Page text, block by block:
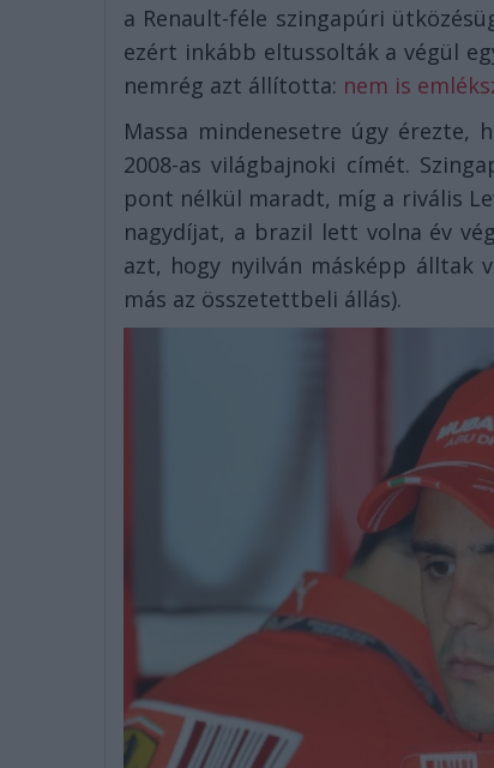
a Renault-féle szingapúri
ezért inkább eltussolták a végül
nemrég azt állította: nem is
Massa mindenesetre úgy érezte,
2008-as világbajnoki címét.
pont nélkül maradt, míg a rivális
nagydíjat, a brazil lett volna év
azt, hogy nyilván másképp álltak
más az összetettbeli állás).